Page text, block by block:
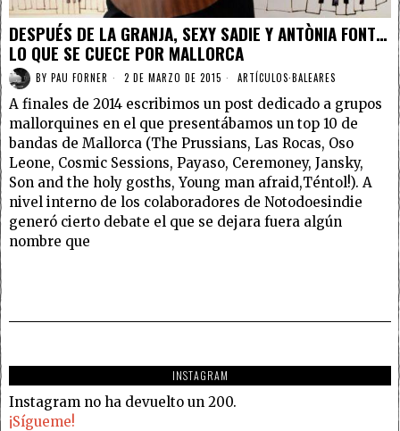
DESPUÉS DE LA GRANJA, SEXY SADIE Y ANTÒNIA FONT…
LO QUE SE CUECE POR MALLORCA
BY PAU FORNER 2 DE MARZO DE 2015 ARTÍCULOS·BALEARES
A finales de 2014 escribimos un post dedicado a grupos
mallorquines en el que presentábamos un top 10 de
bandas de Mallorca (The Prussians, Las Rocas, Oso
Leone, Cosmic Sessions, Payaso, Ceremoney, Jansky,
Son and the holy gosths, Young man afraid,Téntol!). A
nivel interno de los colaboradores de Notodoesindie
generó cierto debate el que se dejara fuera algún
nombre que
INSTAGRAM
Instagram no ha devuelto un 200.
¡Sígueme!